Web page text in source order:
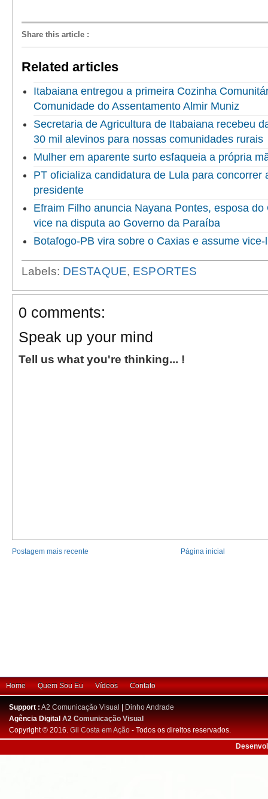
Share this article :
Related articles
Itabaiana entregou a primeira Cozinha
Comunidade do Assentamento Almir Muniz
Secretaria de Agricultura de Itabaiana recebeu
30 mil alevinos para nossas comunidades rurais
Mulher em aparente surto esfaqueia a própria
PT oficializa candidatura de Lula para concorrer
presidente
Efraim Filho anuncia Nayana Pontes, esposa
vice na disputa ao Governo da Paraíba
Botafogo-PB vira sobre o Caxias e assume
Labels: DESTAQUE, ESPORTES
0 comments:
Speak up your mind
Tell us what you're thinking... !
Postagem mais recente Página inicial
Home Quem Sou Eu Vídeos Contato
Support : A2 Comunicação Visual
Dinho Andrade
Agência DigitalA2 Comunicação Visual
Copyright © 2016. Gil Costa em Ação - Todos os direitos reservados.